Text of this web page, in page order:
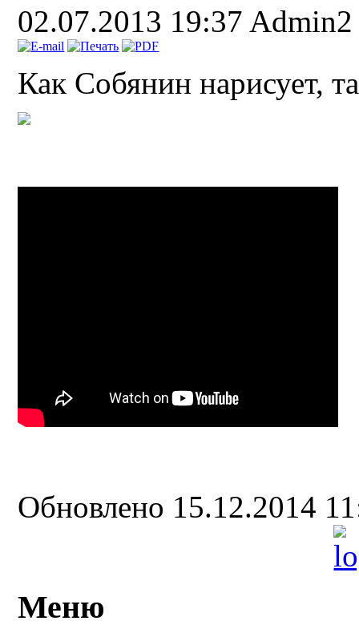
02.07.2013 19:37 Admin2
Как Собянин нарисует,
Обновлено 15.12.2014
Меню